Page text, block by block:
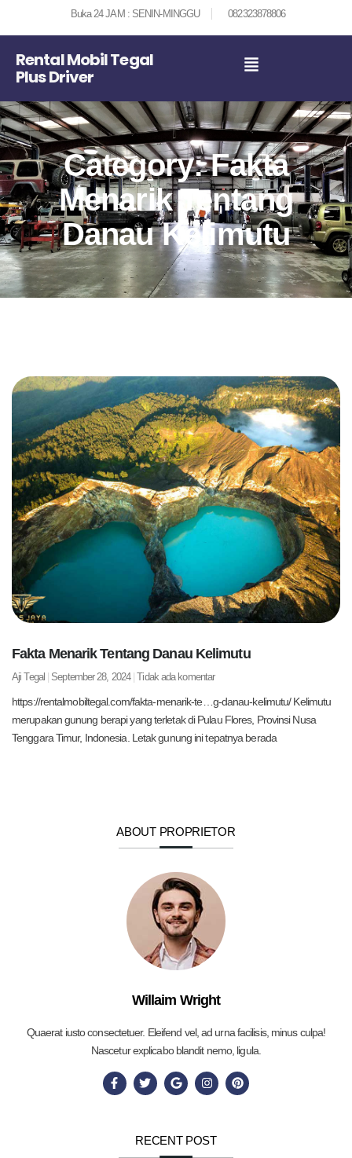
Buka 24 JAM : SENIN-MINGGU 082323878806
Rental Mobil Tegal
Plus Driver
Category: Fakta
Menarik Tentang
Danau Kelimutu
Fakta Menarik Tentang Danau Kelimutu
Aji Tegal September 28, 2024 Tidak ada komentar
https://rentalmobiltegal.com/fakta-menarik-te…g-danau-kelimutu/ Kelimutu
merupakan gunung berapi yang terletak di Pulau Flores, Provinsi Nusa
Tenggara Timur, Indonesia. Letak gunung ini tepatnya berada
ABOUT PROPRIETOR
Willaim Wright
Quaerat iusto consectetuer. Eleifend vel, ad urna facilisis, minus culpa!
Nascetur explicabo blandit nemo, ligula.
RECENT POST